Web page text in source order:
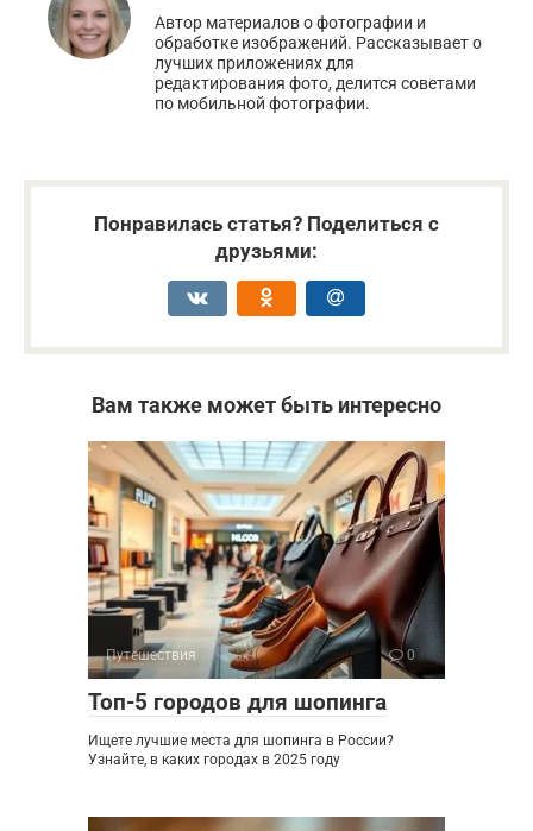
Автор материалов о фотографии и
обработке изображений. Рассказывает о
лучших приложениях для
редактирования фото, делится советами
по мобильной фотографии.
Понравилась статья? Поделиться с
друзьями:
Вам также может быть интересно
Путешествия 0
Топ-5 городов для шопинга
Ищете лучшие места для шопинга в России?
Узнайте, в каких городах в 2025 году